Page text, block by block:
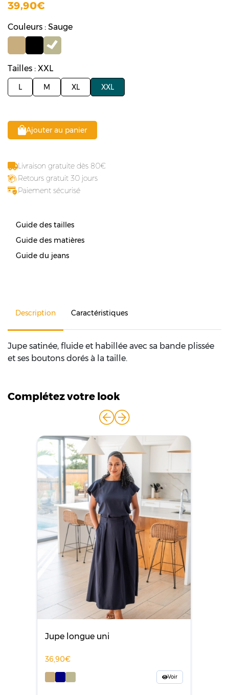
39,90
Couleurs : Sauge
Tailles : XXL
L M XL XXL
Ajouter au panier
Livraison gratuite dès 80
Retours gratuit 30 jours
Paiement sécurisé
Guide des tailles
Guide des matières
Guide du jeans
Description Caractéristiques
Jupe satinée, fluide et habillée avec sa bande plissée
et ses boutons dorés à la taille.
Complétez votre look
Jupe longue uni
36,90
Voir